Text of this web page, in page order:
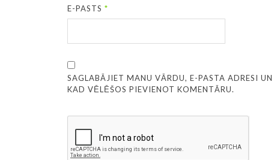
E-PASTS*
SAGLABĀJIET MANU VĀRDU, E-PASTA ADRESI
KAD VĒLĒŠOS PIEVIENOT KOMENTĀRU.